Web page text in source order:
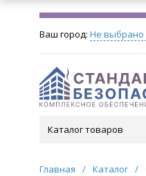
Ваш город: Не выбрано
Каталог товаров
Главная / Каталог /